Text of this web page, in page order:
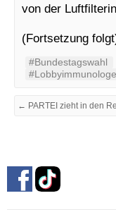
von der
(Fortsetzung
#Bundestagswahl
#Lobbyimmunologe
← PARTEI zieht in den